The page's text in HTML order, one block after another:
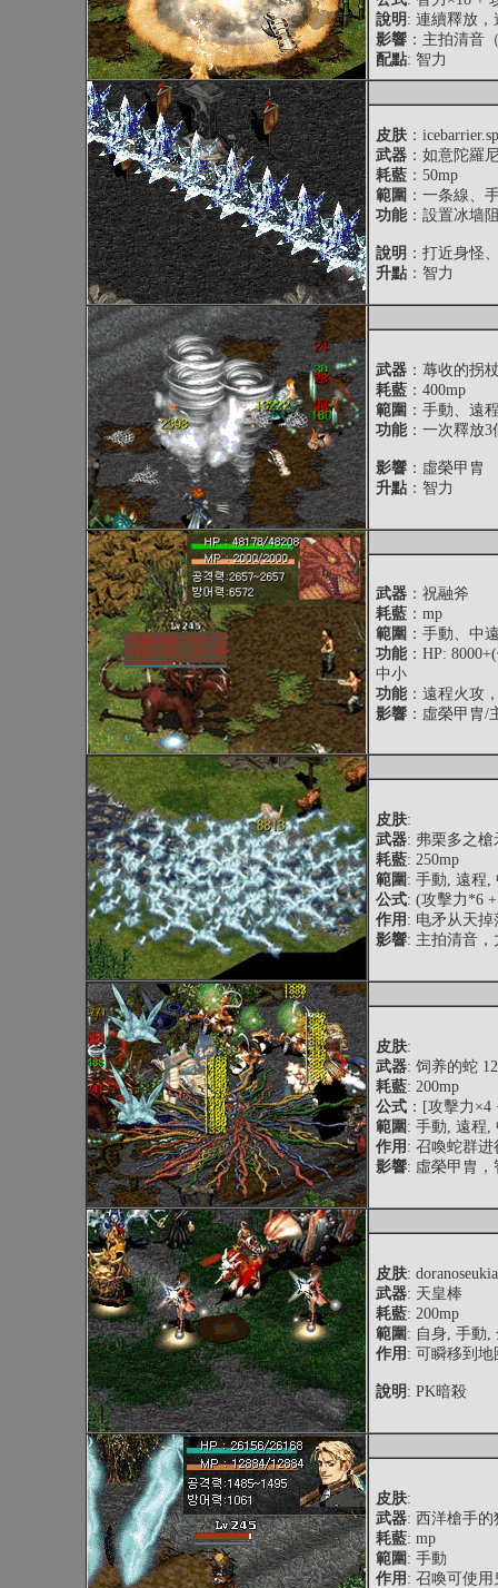
說明 : 連續釋放
影響 ：主拍清音
配點: 智力
皮肤 ：
武器 ：如意陀羅
耗藍 ：50mp
範圍 ：一条線、
功能：設置冰墙
說明 ：打近身怪
升點 ：智力
武器 ：蓐收的拐
耗藍 ：400mp
範圍 ：手動、遠
功能：一次釋放3
影響 ：虛榮甲胄
升點 ：智力
武器 ：祝融斧
耗藍 ：mp
範圍 ：手動、中
功能：HP:
中小
功能：遠程火攻
影響 ：虛榮甲胄/
皮肤:
武器: 弗栗多之槍
耗藍: 250mp
範圍 : 手動, 遠程,
公式: (攻擊力*6
作用 : 电矛从天
影響: 主拍清音，
皮肤:
武器: 饲养的蛇
耗藍: 200mp
公式 ：[攻擊力
範圍 : 手動, 遠程,
作用 : 召喚蛇群
影響: 虛榮甲胄，
皮肤:
武器: 天皇棒
耗藍: 200mp
範圍 : 自身, 手動,
作用 : 可瞬移到
說明 : PK暗殺
皮肤:
武器: 西洋槍手的
耗藍: mp
範圍 : 手動
作用 : 召喚可使